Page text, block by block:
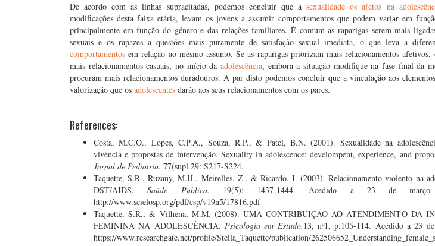
De acordo com as linhas supracitadas, podemos concluir que asexualidade os afetos na
modificações desta faixa etária, levam os jovens a assumir comportamentos que podem variar em
principalmente em função do género e das relações familiares. É comum as raparigas serem mais
sexuais e os rapazes a questões mais puramente de satisfação sexual imediata, o que leva a
comportamentos em relação ao mesmo assunto. Se as raparigas priorizam mais relacionamentos
mais relacionamentos casuais, no início da adolescência, embora a situação modifique na fase final da
procuram mais relacionamentos duradouros. A par disto podemos concluir que a vinculação aos
valorização que os adolescentes darão aos seus relacionamentos com os pares.
References:
Costa, M.C.O., Lopes, C.P.A., Souza, R.P., & Patel, B.N. (2001). Sexualidade na
vivência e propostas de intervenção. Sexuality in adolescence: develompent, experience, and
Jornal de Pediatria. 77(supl.29: S217-S224.
Taquette, S.R., Ruzany, M.H., Meirelles, Z., & Ricardo, I. (2003). Relacionamento violento na
DST/AIDS.Saúde Pública.
19(5): 1437-1444. Acedido a 23 de
http://www.scielosp.org/pdf/csp/v19n5/17816.pdf
Taquette, S.R., & Vilhena, M.M. (2008). UMA CONTRIBUIÇÃO AO ATENDIMENTO DA
FEMININA NA ADOLESCÊNCIA. Psicologia em Estudo. 13, nº1, p.105-114. Acedido a 23
https://www.researchgate.net/profile/Stella_Taquette/publication/